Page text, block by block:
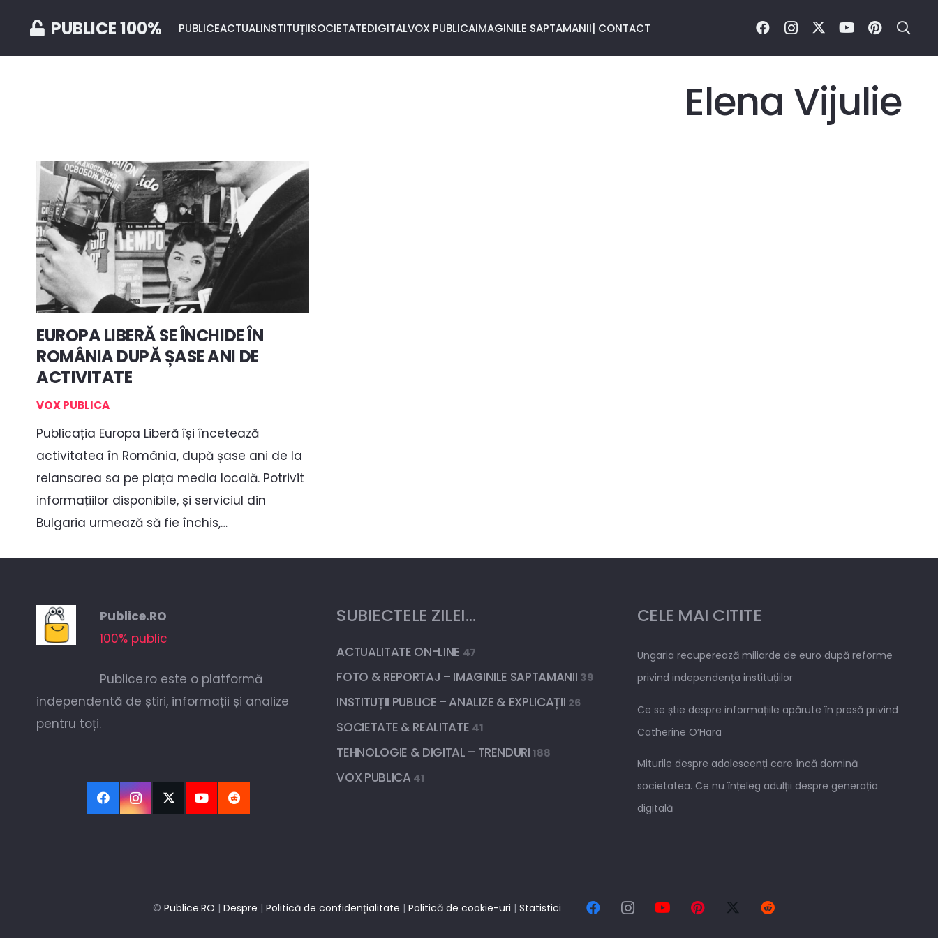
PUBLICE 100% PUBLICEACTUALINSTITUȚIISOCIETATEDIGITALVOX PUBLICAIMAGINILE SAPTAMANII| CONTACT
Elena Vijulie
EUROPA LIBERĂ SE ÎNCHIDE ÎN
ROMÂNIA DUPĂ ȘASE ANI DE
ACTIVITATE
VOX PUBLICA
Publicația Europa Liberă își încetează
activitatea în România, după șase ani de la
relansarea sa pe piața media locală. Potrivit
informațiilor disponibile, și serviciul din
Bulgaria urmează să fie închis,…
Publice.RO
100% public
Publice.ro este o platformă
independentă de știri, informații și analize
pentru toți.
SUBIECTELE ZILEI…
ACTUALITATE ON-LINE 47
FOTO & REPORTAJ – IMAGINILE SAPTAMANII 39
INSTITUȚII PUBLICE – ANALIZE & EXPLICAȚII 26
SOCIETATE & REALITATE 41
TEHNOLOGIE & DIGITAL – TRENDURI188
VOX PUBLICA 41
CELE MAI CITITE
Ungaria recuperează miliarde de euro după reforme
privind independența instituțiilor
Ce se știe despre informațiile apărute în presă privind
Catherine O’Hara
Miturile despre adolescenți care încă domină
societatea. Ce nu înțeleg adulții despre generația
digitală
©Publice.RO |Despre |Politică de confidențialitate |Politică de cookie-uri |Statistici